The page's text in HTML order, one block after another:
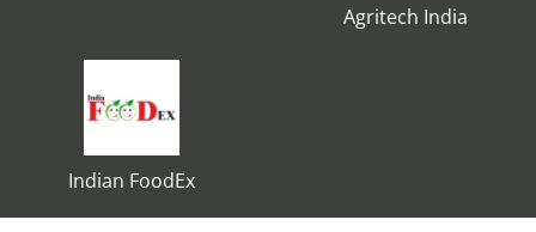
Agritech India
Indian FoodEx